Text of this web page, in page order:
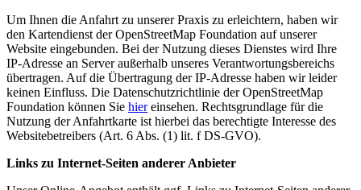
Um Ihnen die Anfahrt zu unserer Praxis zu erleichtern, haben wir
den Kartendienst der OpenStreetMap Foundation auf unserer
Website eingebunden. Bei der Nutzung dieses Dienstes wird Ihre
IP-Adresse an Server außerhalb unseres Verantwortungsbereichs
übertragen. Auf die Übertragung der IP-Adresse haben wir leider
keinen Einfluss. Die Datenschutzrichtlinie der OpenStreetMap
Foundation können Sie hiereinsehen. Rechtsgrundlage für die
Nutzung der Anfahrtkarte ist hierbei das berechtigte Interesse des
Websitebetreibers (Art. 6 Abs. (1) lit. f DS-GVO).
Links zu Internet-Seiten anderer Anbieter